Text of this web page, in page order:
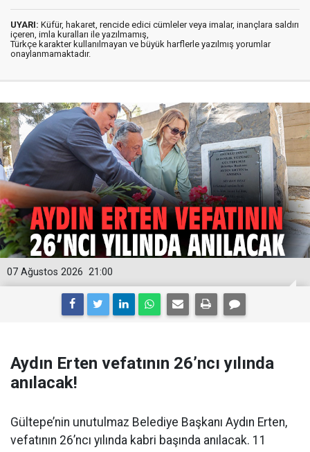
UYARI: Küfür, hakaret, rencide edici cümleler veya imalar, inançlara saldırı
içeren, imla kuralları ile yazılmamış,
Türkçe karakter kullanılmayan ve büyük harflerle yazılmış yorumlar
onaylanmamaktadır.
21:00
07 Ağustos 2026
Aydın Erten vefatının 26’ncı yılında
anılacak!
Gültepe’nin unutulmaz Belediye Başkanı Aydın Erten,
vefatının 26’ncı yılında kabri başında anılacak. 11